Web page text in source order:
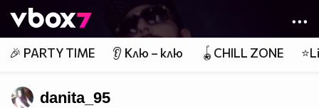
👾
🎉 PARTY TIME 👂 Клю – клю 🪀CHILL ZONE
danita_95